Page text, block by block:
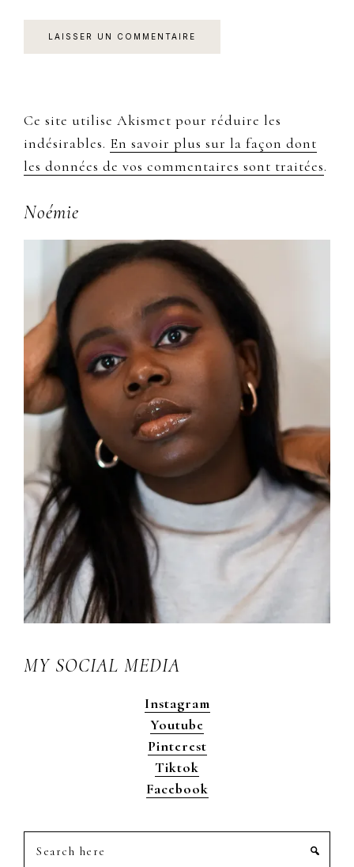
Ce site utilise Akismet pour réduire les
indésirables. En savoir plus sur la façon dont
les données de vos commentaires sont traitées.
Primary
Sidebar
Noémie
MY SOCIAL MEDIA
Instagram
Youtube
Pinterest
Tiktok
Facebook